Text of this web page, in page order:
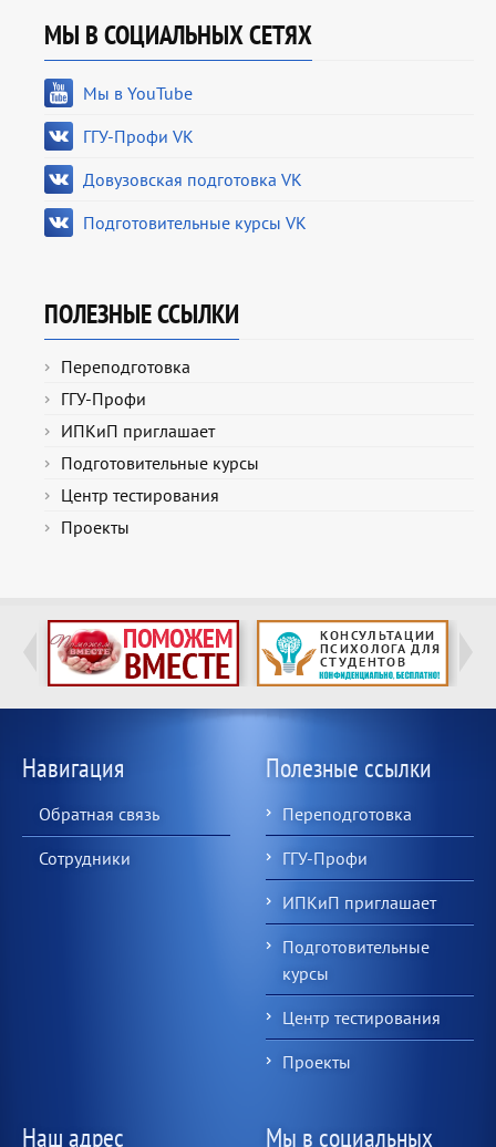
МЫ В СОЦИАЛЬНЫХ СЕТЯХ
Мы в YouTube
ГГУ-Профи VK
Довузовская подготовка VK
Подготовительные курсы VK
ПОЛЕЗНЫЕ ССЫЛКИ
Переподготовка
ГГУ-Профи
ИПКиП приглашает
Подготовительные курсы
Центр тестирования
Проекты
Навигация
Обратная связь
Сотрудники
Полезные ссылки
Переподготовка
ГГУ-Профи
ИПКиП приглашает
Подготовительные
курсы
Центр тестирования
Проекты
Наш адрес Мы в социальных